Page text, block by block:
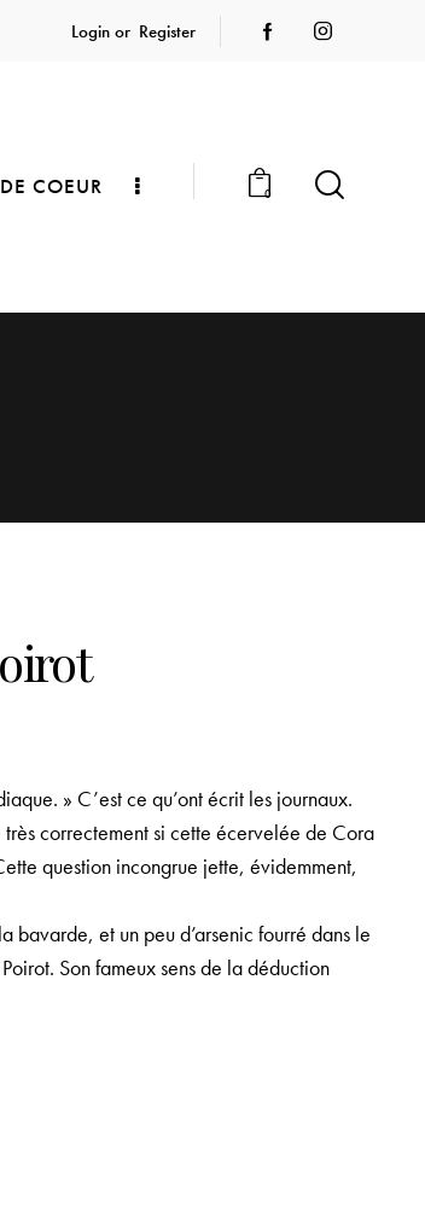
Login or Register
COEUR 0
» C’est ce qu’ont écrit les journaux.
très correctement si cette écervelée de Cora
question incongrue jette, évidemment,
bavarde, et un peu d’arsenic fourré dans le
Son fameux sens de la déduction